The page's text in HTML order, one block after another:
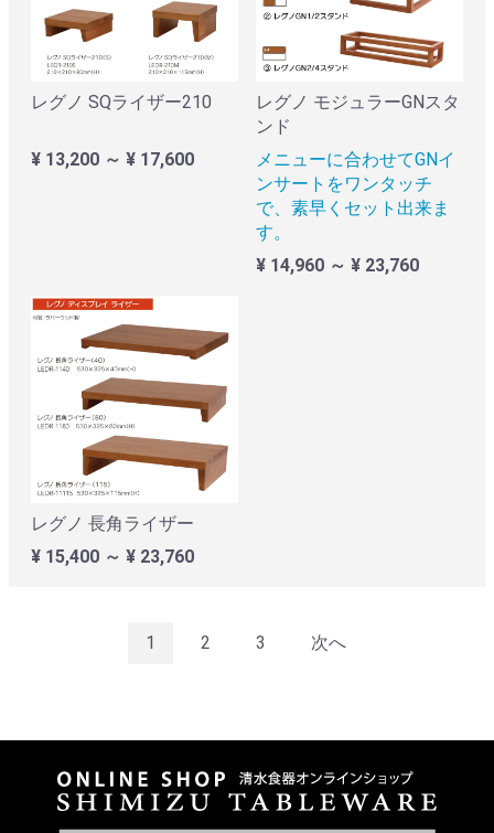
レグノ SQライザー210
¥ 13,200 ～ ¥ 17,600
レグノ モジュラーGNスタ
ンド
メニューに合わせてGNイ
ンサートをワンタッチ
で、素早くセット出来ま
す。
¥ 14,960 ～ ¥ 23,760
レグノ 長角ライザー
¥ 15,400 ～ ¥ 23,760
1 2 3 次へ